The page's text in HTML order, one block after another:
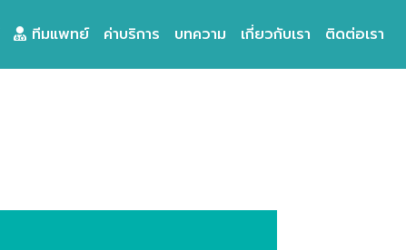
ทีมแพทย์ ค่าบริการ บทความ เกี่ยวกับเรา ติดต่อเรา